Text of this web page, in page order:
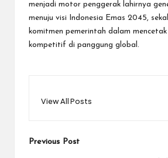
menjadi motor penggerak lahirnya
menuju visi Indonesia Emas 2045,
komitmen pemerintah dalam
kompetitif di panggung global.
View All Posts
Post
Previous Post